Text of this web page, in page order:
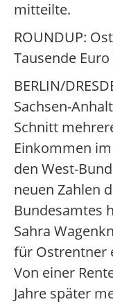
mitteilte.
ROUNDUP:
Tausende
BERLIN/
Sachsen-
Schnitt
Einkommen
den West-
neuen Zahlen
Bundesamtes
Sahra
für Ostrentner
Von einer
Jahre später